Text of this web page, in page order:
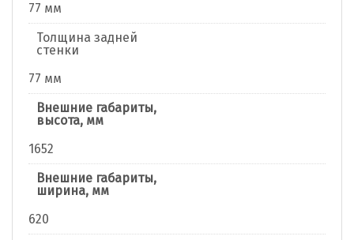
77 мм
Толщина задней
стенки
77 мм
Внешние габариты,
высота, мм
1652
Внешние габариты,
ширина, мм
620